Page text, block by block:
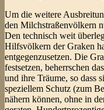
Um die weitere
den Milchstraßenvölkern
Den technisch weit
Hilfsvölkern der Graken
entgegenzusetzen. Die
festsetzen, beherrschen
und ihre Träume, so dass
speziellem Schutz (zum
nähern können, ohne in